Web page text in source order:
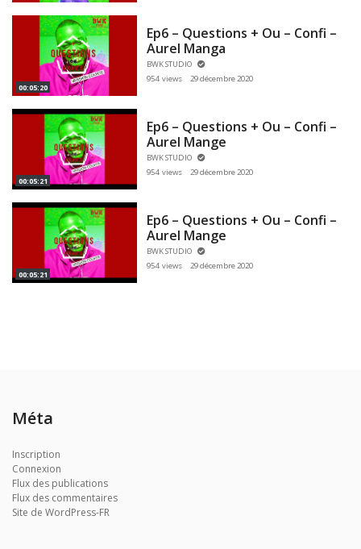
00:05:20
Ep6 – Questions + Ou – Confi –
Aurel Manga
BWK STUDIO
954 views
29 décembre 2020
00:05:21
Ep6 – Questions + Ou – Confi –
Aurel Mange
BWK STUDIO
954 views
29 décembre 2020
00:05:21
Ep6 – Questions + Ou – Confi –
Aurel Mange
BWK STUDIO
954 views
29 décembre 2020
Méta
Inscription
Connexion
Flux des publications
Flux des commentaires
Site de WordPress-FR